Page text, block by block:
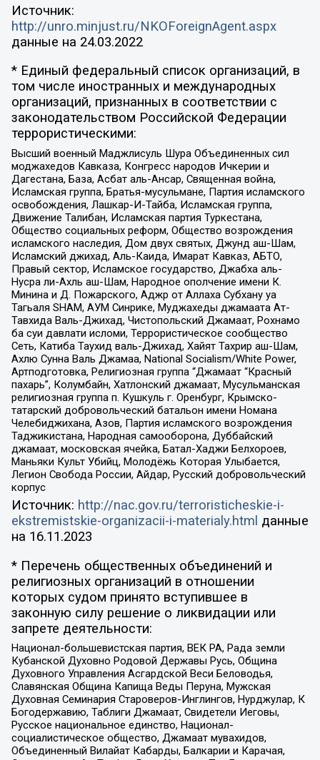
Источник:
http://unro.minjust.ru/NKOForeignAgent.aspx
данные на 24.03.2022
* Единый федеральный список организаций, в
том числе иностранных и международных
организаций, признанных в соответствии с
законодательством Российской Федерации
террористическими:
Высший военный Маджлисуль Шура Объединенных сил
моджахедов Кавказа, Конгресс народов Ичкерии и
Дагестана, База, Асбат аль-Ансар, Священная война,
Исламская группа, Братья-мусульмане, Партия исламского
освобождения, Лашкар-И-Тайба, Исламская группа,
Движение Талибан, Исламская партия Туркестана,
Общество социальных реформ, Общество возрождения
исламского наследия, Дом двух святых, Джунд аш-Шам,
Исламский джихад, Аль-Каида, Имарат Кавказ, АБТО,
Правый сектор, Исламское государство, Джабха аль-
Нусра ли-Ахль аш-Шам, Народное ополчение имени К.
Минина и Д. Пожарского, Аджр от Аллаха Субхану уа
Тагьаля SHAM, АУМ Синрике, Муджахеды джамаата Ат-
Тавхида Валь-Джихад, Чистопольский Джамаат, Рохнамо
ба суи давлати исломи, Террористическое сообщество
Сеть, Катиба Таухид валь-Джихад, Хайят Тахрир аш-Шам,
Ахлю Сунна Валь Джамаа, National Socialism/White Power,
Артподготовка, Религиозная группа “Джамаат “Красный
пахарь”, Колумбайн, Хатлонский джамаат, Мусульманская
религиозная группа п. Кушкуль г. Оренбург, Крымско-
татарский добровольческий батальон имени Номана
Челебиджихана, Азов, Партия исламского возрождения
Таджикистана, Народная самооборона, Дуббайский
джамаат, московская ячейка, Батал-Хаджи Белхороев,
Маньяки Культ Убийц, Молодёжь Которая Улыбается,
Легион Свобода России, Айдар, Русский добровольческий
корпус
Источник: http://nac.gov.ru/terroristicheskie-i-
ekstremistskie-organizacii-i-materialy.html данные
на 16.11.2023
* Перечень общественных объединений и
религиозных организаций в отношении
которых судом принято вступившее в
законную силу решение о ликвидации или
запрете деятельности:
Национал-большевистская партия, ВЕК РА, Рада земли
Кубанской Духовно Родовой Державы Русь, Община
Духовного Управления Асгардской Веси Беловодья,
Славянская Община Капища Веды Перуна, Мужская
Духовная Семинария Староверов-Инглингов, Нурджулар, К
Богодержавию, Таблиги Джамаат, Свидетели Иеговы,
Русское национальное единство, Национал-
социалистическое общество, Джамаат мувахидов,
Объединенный Вилайат Кабарды, Балкарии и Карачая,